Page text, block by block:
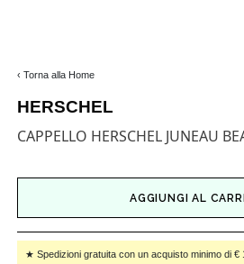
‹ Torna alla Home
HERSCHEL
CAPPELLO HERSCHEL JUNEAU
AGGIUNGI AL
★ Spedizioni gratuita con un acquisto minimo di €